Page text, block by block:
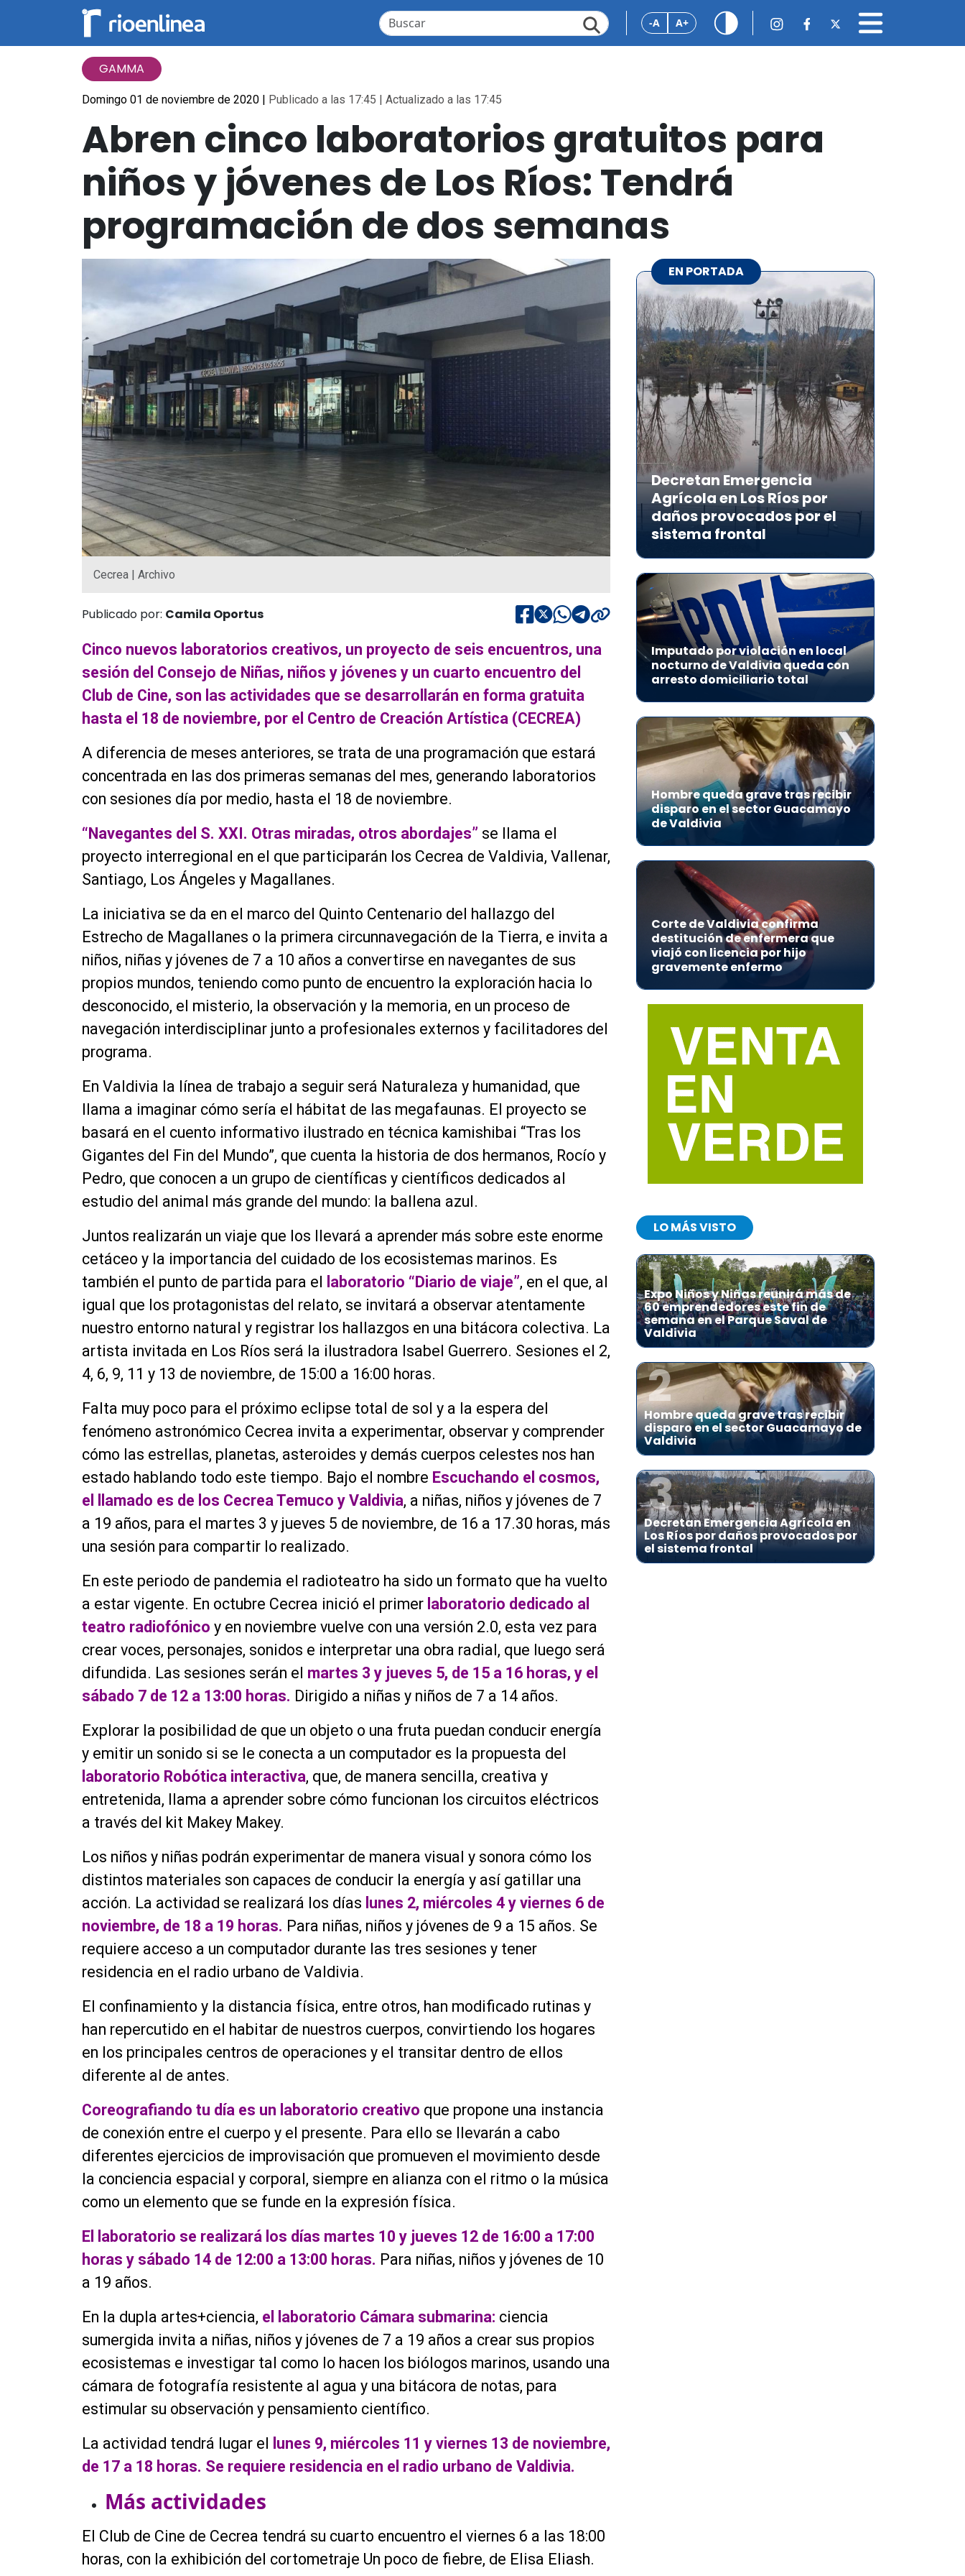
-A A+
GAMMA
Domingo 01 de noviembre de 2020 | Publicado a las 17:45 | Actualizado a las 17:45
Abren cinco laboratorios gratuitos para
niños y jóvenes de Los Ríos: Tendrá
programación de dos semanas
Cecrea | Archivo
Publicado por: Camila Oportus
Cinco nuevos laboratorios creativos, un proyecto de seis encuentros, una
sesión del Consejo de Niñas, niños y jóvenes y un cuarto encuentro del
Club de Cine, son las actividades que se desarrollarán en forma gratuita
hasta el 18 de noviembre, por el Centro de Creación Artística (CECREA)
A diferencia de meses anteriores, se trata de una programación que estará
concentrada en las dos primeras semanas del mes, generando laboratorios
con sesiones día por medio, hasta el 18 de noviembre.
“Navegantes del S. XXI. Otras miradas, otros abordajes” se llama el
proyecto interregional en el que participarán los Cecrea de Valdivia, Vallenar,
Santiago, Los Ángeles y Magallanes.
La iniciativa se da en el marco del Quinto Centenario del hallazgo del
Estrecho de Magallanes o la primera circunnavegación de la Tierra, e invita a
niños, niñas y jóvenes de 7 a 10 años a convertirse en navegantes de sus
propios mundos, teniendo como punto de encuentro la exploración hacia lo
desconocido, el misterio, la observación y la memoria, en un proceso de
navegación interdisciplinar junto a profesionales externos y facilitadores del
programa.
En Valdivia la línea de trabajo a seguir será Naturaleza y humanidad, que
llama a imaginar cómo sería el hábitat de las megafaunas. El proyecto se
basará en el cuento informativo ilustrado en técnica kamishibai “Tras los
Gigantes del Fin del Mundo”, que cuenta la historia de dos hermanos, Rocío y
Pedro, que conocen a un grupo de científicas y científicos dedicados al
estudio del animal más grande del mundo: la ballena azul.
Juntos realizarán un viaje que los llevará a aprender más sobre este enorme
cetáceo y la importancia del cuidado de los ecosistemas marinos. Es
también el punto de partida para el laboratorio “Diario de viaje”, en el que, al
igual que los protagonistas del relato, se invitará a observar atentamente
nuestro entorno natural y registrar los hallazgos en una bitácora colectiva. La
artista invitada en Los Ríos será la ilustradora Isabel Guerrero. Sesiones el 2,
4, 6, 9, 11 y 13 de noviembre, de 15:00 a 16:00 horas.
Falta muy poco para el próximo eclipse total de sol y a la espera del
fenómeno astronómico Cecrea invita a experimentar, observar y comprender
cómo las estrellas, planetas, asteroides y demás cuerpos celestes nos han
estado hablando todo este tiempo. Bajo el nombre Escuchando el cosmos,
el llamado es de los Cecrea Temuco y Valdivia, a niñas, niños y jóvenes de 7
a 19 años, para el martes 3 y jueves 5 de noviembre, de 16 a 17.30 horas, más
una sesión para compartir lo realizado.
En este periodo de pandemia el radioteatro ha sido un formato que ha vuelto
a estar vigente. En octubre Cecrea inició el primer laboratorio dedicado al
teatro radiofónico y en noviembre vuelve con una versión 2.0, esta vez para
crear voces, personajes, sonidos e interpretar una obra radial, que luego será
difundida. Las sesiones serán el martes 3 y jueves 5, de 15 a 16 horas, y el
sábado 7 de 12 a 13:00 horas. Dirigido a niñas y niños de 7 a 14 años.
Explorar la posibilidad de que un objeto o una fruta puedan conducir energía
y emitir un sonido si se le conecta a un computador es la propuesta del
laboratorio Robótica interactiva, que, de manera sencilla, creativa y
entretenida, llama a aprender sobre cómo funcionan los circuitos eléctricos
a través del kit Makey Makey.
Los niños y niñas podrán experimentar de manera visual y sonora cómo los
distintos materiales son capaces de conducir la energía y así gatillar una
acción. La actividad se realizará los días lunes 2, miércoles 4 y viernes 6 de
noviembre, de 18 a 19 horas. Para niñas, niños y jóvenes de 9 a 15 años. Se
requiere acceso a un computador durante las tres sesiones y tener
residencia en el radio urbano de Valdivia.
El confinamiento y la distancia física, entre otros, han modificado rutinas y
han repercutido en el habitar de nuestros cuerpos, convirtiendo los hogares
en los principales centros de operaciones y el transitar dentro de ellos
diferente al de antes.
Coreografiando tu día es un laboratorio creativo que propone una instancia
de conexión entre el cuerpo y el presente. Para ello se llevarán a cabo
diferentes ejercicios de improvisación que promueven el movimiento desde
la conciencia espacial y corporal, siempre en alianza con el ritmo o la música
como un elemento que se funde en la expresión física.
El laboratorio se realizará los días martes 10 y jueves 12 de 16:00 a 17:00
horas y sábado 14 de 12:00 a 13:00 horas. Para niñas, niños y jóvenes de 10
a 19 años.
En la dupla artes+ciencia, el laboratorio Cámara submarina: ciencia
sumergida invita a niñas, niños y jóvenes de 7 a 19 años a crear sus propios
ecosistemas e investigar tal como lo hacen los biólogos marinos, usando una
cámara de fotografía resistente al agua y una bitácora de notas, para
estimular su observación y pensamiento científico.
La actividad tendrá lugar el lunes 9, miércoles 11 y viernes 13 de noviembre,
de 17 a 18 horas. Se requiere residencia en el radio urbano de Valdivia.
Más actividades
El Club de Cine de Cecrea tendrá su cuarto encuentro el viernes 6 a las 18:00
horas, con la exhibición del cortometraje Un poco de fiebre, de Elisa Eliash.
EN PORTADA
Decretan Emergencia
Agrícola en Los Ríos por
daños provocados por el
sistema frontal
Imputado por violación en local
nocturno de Valdivia queda con
arresto domiciliario total
Hombre queda grave tras recibir
disparo en el sector Guacamayo
de Valdivia
Corte de Valdivia confirma
destitución de enfermera que
viajó con licencia por hijo
gravemente enfermo
LO MÁS VISTO
1
Expo Niños y Niñas reunirá más de
60 emprendedores este fin de
semana en el Parque Saval de
Valdivia
2
Hombre queda grave tras recibir
disparo en el sector Guacamayo de
Valdivia
3
Decretan Emergencia Agrícola en
Los Ríos por daños provocados por
el sistema frontal